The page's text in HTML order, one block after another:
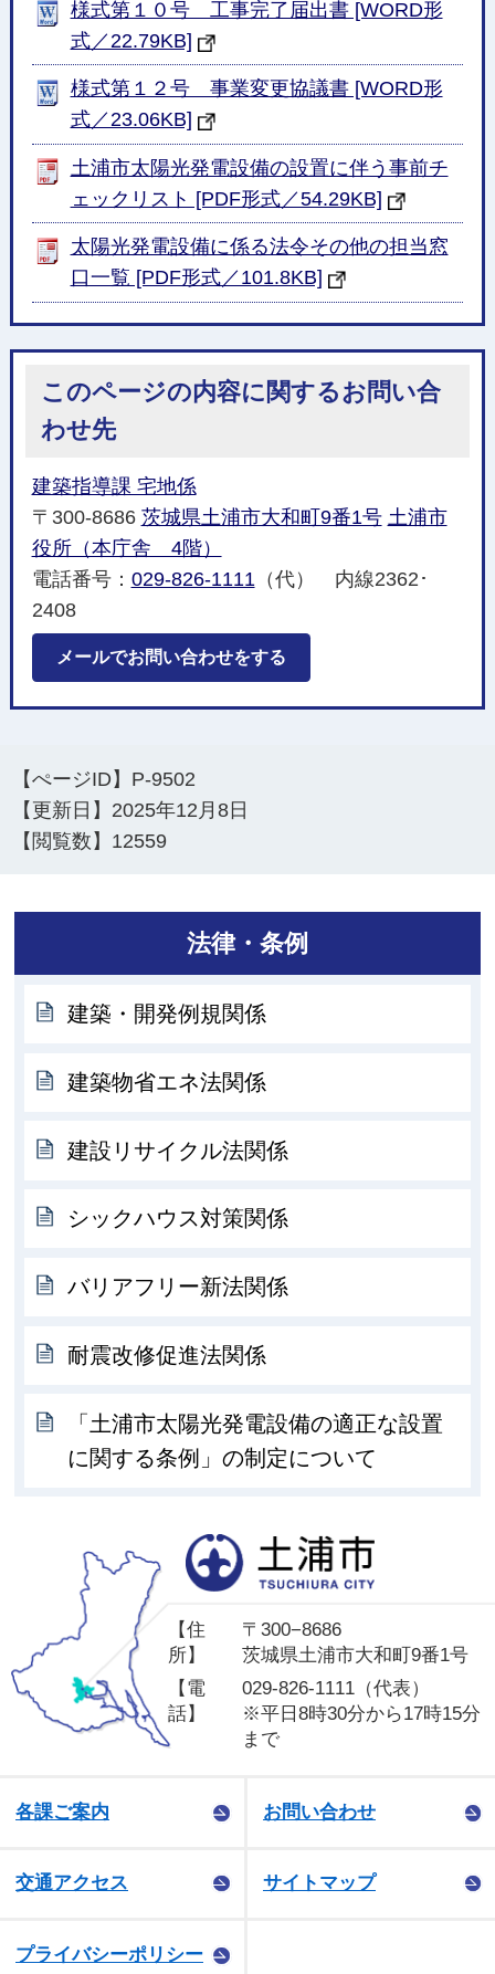
様式第１０号 工事完了届出書 [WORD形
式／22.79KB]
様式第１２号 事業変更協議書 [WORD形
式／23.06KB]
土浦市太陽光発電設備の設置に伴う事前チ
ェックリスト [PDF形式／54.29KB]
太陽光発電設備に係る法令その他の担当窓
口一覧 [PDF形式／101.8KB]
このページの内容に関するお問い合
わせ先
建築指導課 宅地係
〒300-8686 茨城県土浦市大和町9番1号 土浦市
役所（本庁舎 4階）
電話番号： 029-826-1111 （代） 内線2362･
2408
メールでお問い合わせをする
【ぺージID】 P-9502
【更新日】 2025年12月8日
【閲覧数】 12559
法律・条例
建築・開発例規関係
建築物省エネ法関係
建設リサイクル法関係
シックハウス対策関係
バリアフリー新法関係
耐震改修促進法関係
「土浦市太陽光発電設備の適正な設置
に関する条例」の制定について
【住
所】
〒300−8686
茨城県土浦市大和町9番1号
【電
話】
029-826-1111（代表）
※平日8時30分から17時15分
まで
各課ご案内 お問い合わせ
交通アクセス サイトマップ
プライバシーポリシー